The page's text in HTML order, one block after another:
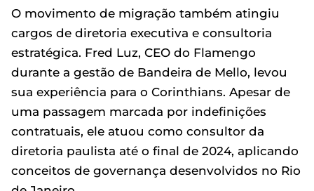
O movimento de migração também atingiu
cargos de diretoria executiva e consultoria
estratégica. Fred Luz, CEO do Flamengo
durante a gestão de Bandeira de Mello, levou
sua experiência para o Corinthians. Apesar de
uma passagem marcada por indefinições
contratuais, ele atuou como consultor da
diretoria paulista até o final de 2024, aplicando
conceitos de governança desenvolvidos no Rio